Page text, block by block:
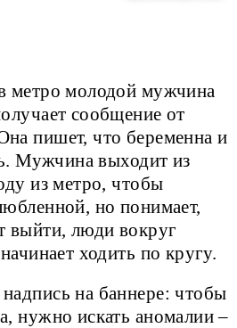
метро молодой мужчина
сообщение от
пишет, что беременна и
Мужчина выходит из
из метро, чтобы
но понимает,
выйти, люди вокруг
ходить по кругу.
на баннере: чтобы
нужно искать аномалии –